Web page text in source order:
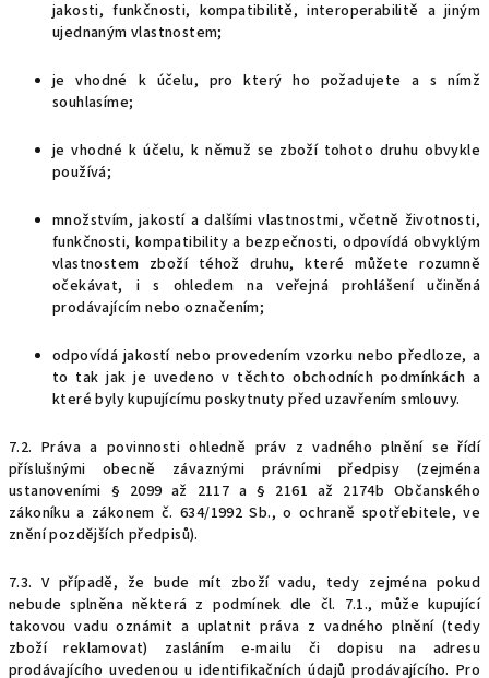
jakosti, funkčnosti, kompatibilitě, interoperabilitě a jiným
ujednaným vlastnostem;
je vhodné k účelu, pro který ho požadujete a s nímž
souhlasíme;
je vhodné k účelu, k němuž se zboží tohoto druhu obvykle
používá;
množstvím, jakostí a dalšími vlastnostmi, včetně životnosti,
funkčnosti, kompatibility a bezpečnosti, odpovídá obvyklým
vlastnostem zboží téhož druhu, které můžete rozumně
očekávat, i s ohledem na veřejná prohlášení učiněná
prodávajícím nebo označením;
odpovídá jakostí nebo provedením vzorku nebo předloze, a
to tak jak je uvedeno v těchto obchodních podmínkách a
které byly kupujícímu poskytnuty před uzavřením smlouvy.
7.2. Práva a povinnosti ohledně práv z vadného plnění se řídí
příslušnými obecně závaznými právními předpisy (zejména
ustanoveními § 2099 až 2117 a § 2161 až 2174b Občanského
zákoníku a zákonem č. 634/1992 Sb., o ochraně spotřebitele, ve
znění pozdějších předpisů).
7.3. V případě, že bude mít zboží vadu, tedy zejména pokud
nebude splněna některá z podmínek dle čl. 7.1., může kupující
takovou vadu oznámit a uplatnit práva z vadného plnění (tedy
zboží reklamovat) zasláním e-mailu či dopisu na adresu
prodávajícího uvedenou u identifikačních údajů prodávajícího. Pro